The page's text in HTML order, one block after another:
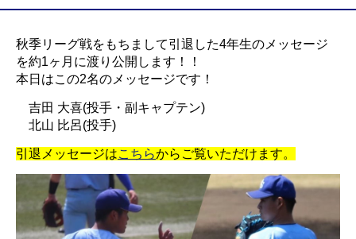
秋季リーグ戦をもちまして引退した4年生のメッセージ
を約1ヶ月に渡り公開します！！
本日はこの2名のメッセージです！
吉田 大喜(投手・副キャプテン)
北山 比呂(投手)
引退メッセージはこちらからご覧いただけます。